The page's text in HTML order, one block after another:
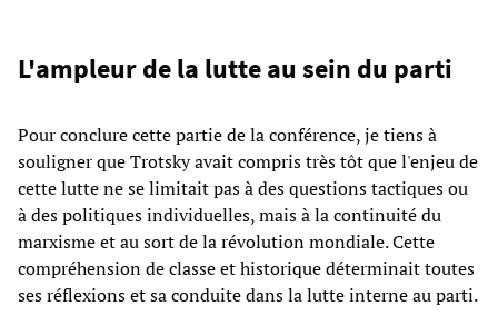
L'ampleur de la lutte au sein du parti
Pour conclure cette partie de la conférence, je tiens à
souligner que Trotsky avait compris très tôt que l'enjeu de
cette lutte ne se limitait pas à des questions tactiques ou
à des politiques individuelles, mais à la continuité du
marxisme et au sort de la révolution mondiale. Cette
compréhension de classe et historique déterminait toutes
ses réflexions et sa conduite dans la lutte interne au parti.